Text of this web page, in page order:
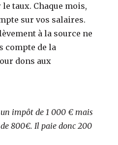
taux. Chaque mois,
sur vos salaires.
à la source ne
compte de la
dons aux
impôt de 1 000 € mais
800€. Il paie donc 200